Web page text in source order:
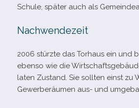
Schule, spä­ter auch als
Nachwendezeit
2006 stürzte das Torhaus ein und
ebenso wie die
la­ten Zustand. Sie soll­ten einst zu
Gewerberäumen aus- und